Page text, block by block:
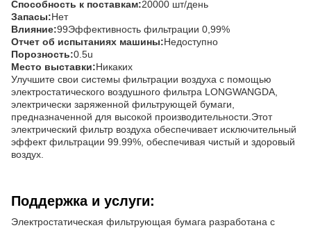
Способность к поставкам:20000 шт/день
Запасы:Нет
Влияние:99Эффективность фильтрации 0,99%
Отчет об испытаниях машины:Недоступно
Порозность:0.5u
Место выставки:Никаких
Улучшите свои системы фильтрации воздуха с помощью
электростатического воздушного фильтра LONGWANGDA,
электрически заряженной фильтрующей бумаги,
предназначенной для высокой производительности.Этот
электрический фильтр воздуха обеспечивает исключительный
эффект фильтрации 99.99%, обеспечивая чистый и здоровый
воздух.
Поддержка и услуги:
Электростатическая фильтрующая бумага разработана с